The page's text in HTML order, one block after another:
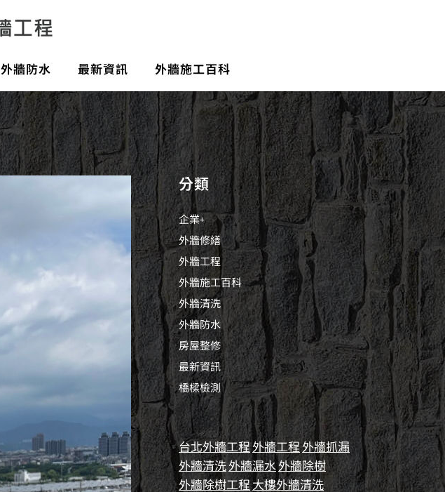
外牆防水 最新資訊 外牆施工百科
分類
企業+
外牆修繕
外牆工程
外牆施工百科
外牆清洗
外牆防水
房屋整修
最新資訊
橋樑檢測
台北外牆工程 外牆工程 外牆抓漏
外牆清洗外牆漏水外牆除樹
外牆除樹工程 大樓外牆清洗